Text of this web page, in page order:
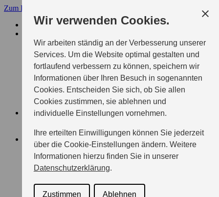
Wir verwenden Cookies.
Wir arbeiten ständig an der Verbesserung unserer
Services. Um die Website optimal gestalten und
fortlaufend verbessern zu können, speichern wir
Informationen über Ihren Besuch in sogenannten
Cookies. Entscheiden Sie sich, ob Sie allen
Cookies zustimmen, sie ablehnen und
individuelle Einstellungen vornehmen.
Ihre erteilten Einwilligungen können Sie jederzeit
über die Cookie-Einstellungen ändern. Weitere
Informationen hierzu finden Sie in unserer
Datenschutzerklärung.
Zustimmen Ablehnen
Zum Hauptinhalt
FIRMA MARTIN LANG
SUZUKI PKW
SWIFT
VITARA
S-CROSS
SWACE
ACROSS
e VITARA
ALLE SUZUKI MODELLE
ZUBEHÖR
Keep it real
ÜBERSICHT
PFLEGEDIENSTE
LIEFERDIENSTE
KLEINGEWERBE
FAHRSCHULEN
TAXIUNTERNEHMEN